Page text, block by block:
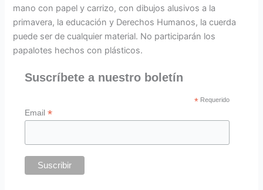
mano con papel y carrizo, con dibujos alusivos a la
primavera, la educación y Derechos Humanos, la cuerda
puede ser de cualquier material. No participarán los
papalotes hechos con plásticos.
Suscríbete a nuestro boletín
* Requerido
Email*